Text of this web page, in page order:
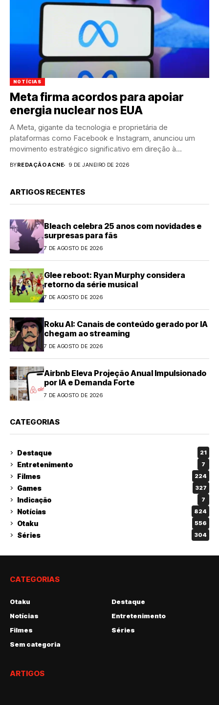
NOTÍCIAS
Meta firma acordos para apoiar
energia nuclear nos EUA
A Meta, gigante da tecnologia e proprietária de
plataformas como Facebook e Instagram, anunciou um
movimento estratégico significativo em direção à
sustentabilidade e...
BYREDAÇÃO ACNE 9 DE JANEIRO DE 2026
ARTIGOS RECENTES
Bleach celebra 25 anos com novidades e
surpresas para fãs
7 DE AGOSTO DE 2026
Glee reboot: Ryan Murphy considera
retorno da série musical
7 DE AGOSTO DE 2026
Roku AI: Canais de conteúdo gerado por IA
chegam ao streaming
7 DE AGOSTO DE 2026
Airbnb Eleva Projeção Anual Impulsionado
por IA e Demanda Forte
7 DE AGOSTO DE 2026
CATEGORIAS
Destaque 21
Entretenimento 7
Filmes 224
Games 327
Indicação 7
Notícias 824
Otaku 556
Séries 304
CATEGORIAS
Otaku
Destaque
Notícias
Entretenimento
Filmes
Séries
Sem categoria
ARTIGOS